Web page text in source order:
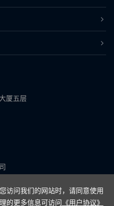
访问我们的网站时，请同意使用
的更多信息可访问 《用户协议》
厦五层